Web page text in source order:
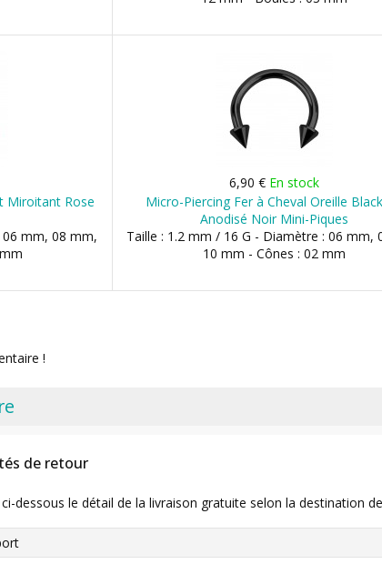
Miroitant Rose
mm, 08 mm,
6,90 € En stock
Micro-Piercing Fer à Cheval Oreille
Anodisé Noir Mini-Piques
Taille : 1.2 mm / 16 G - Diamètre : 06 mm,
10 mm - Cônes : 02 mm
!
de retour
dessous le détail de la livraison gratuite selon la destination